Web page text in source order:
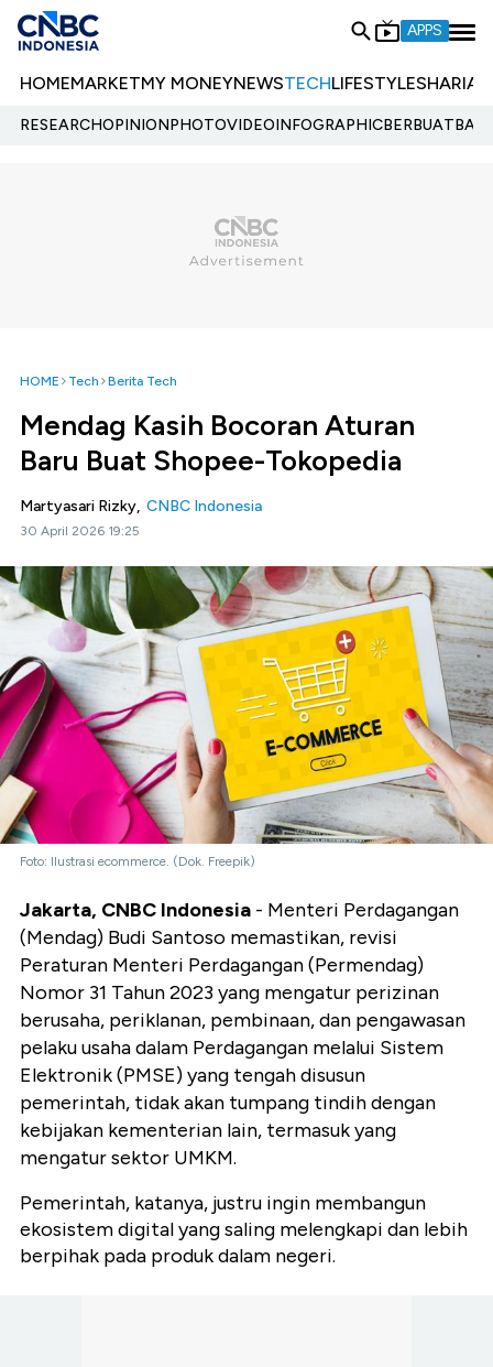
APPS
HOMEMARKETMY MONEYNEWSTECHLIFESTYLESHARIA
RESEARCHOPINIONPHOTOVIDEOINFOGRAPHIC
HOME Tech Berita Tech
Mendag Kasih Bocoran Aturan
Baru Buat Shopee-Tokopedia
Martyasari Rizky, CNBC Indonesia
30 April 2026 19:25
Foto: Ilustrasi ecommerce. (Dok. Freepik)
Jakarta, CNBC Indonesia - Menteri Perdagangan
(Mendag) Budi Santoso memastikan, revisi
Peraturan Menteri Perdagangan (Permendag)
Nomor 31 Tahun 2023 yang mengatur perizinan
berusaha, periklanan, pembinaan, dan pengawasan
pelaku usaha dalam Perdagangan melalui Sistem
Elektronik (PMSE) yang tengah disusun
pemerintah, tidak akan tumpang tindih dengan
kebijakan kementerian lain, termasuk yang
mengatur sektor UMKM.
Pemerintah, katanya, justru ingin membangun
ekosistem digital yang saling melengkapi dan lebih
berpihak pada produk dalam negeri.